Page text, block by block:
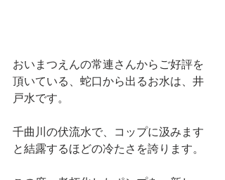
おいまつえんの常連さんからご好評を
頂いている、蛇口から出るお水は、井
戸水です。
千曲川の伏流水で、コップに汲みます
と結露するほどの冷たさを誇ります。